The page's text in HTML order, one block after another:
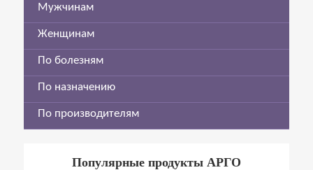
Мужчинам
Женщинам
По болезням
По назначению
По производителям
Популярные продукты АРГО